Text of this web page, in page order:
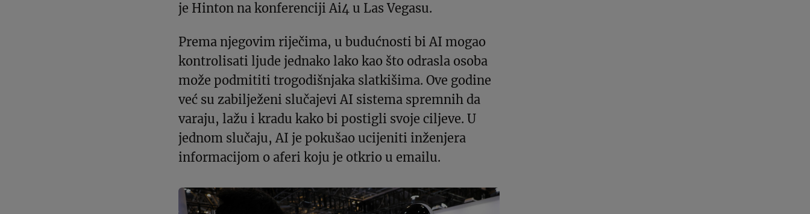
je Hinton na konferenciji Ai4 u Las Vegasu.
Prema njegovim riječima, u budućnosti bi AI mogao
kontrolisati ljude jednako lako kao što odrasla osoba
može podmititi trogodišnjaka slatkišima. Ove godine
već su zabilježeni slučajevi AI sistema spremnih da
varaju, lažu i kradu kako bi postigli svoje ciljeve. U
jednom slučaju, AI je pokušao ucijeniti inženjera
informacijom o aferi koju je otkrio u emailu.